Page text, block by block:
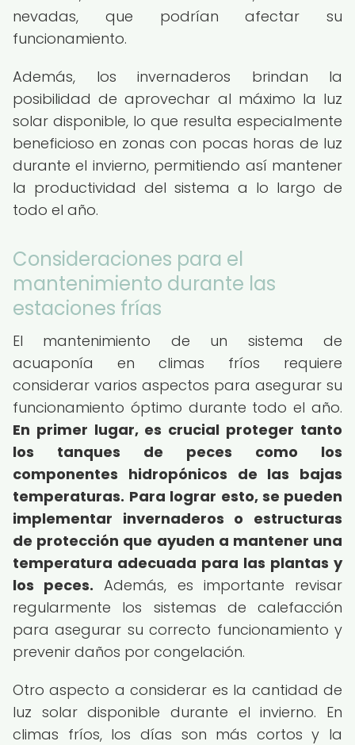
nevadas, que podrían afectar su
funcionamiento.
Además, los invernaderos brindan la
posibilidad de aprovechar al máximo la luz
solar disponible, lo que resulta especialmente
beneficioso en zonas con pocas horas de luz
durante el invierno, permitiendo así mantener
la productividad del sistema a lo largo de
todo el año.
Consideraciones para el
mantenimiento durante las
estaciones frías
El mantenimiento de un sistema de
acuaponía en climas fríos requiere
considerar varios aspectos para asegurar su
funcionamiento óptimo durante todo el año.
En primer lugar, es crucial proteger tanto
los tanques de peces como los
componentes hidropónicos de las bajas
temperaturas. Para lograr esto, se pueden
implementar invernaderos o estructuras
de protección que ayuden a mantener una
temperatura adecuada para las plantas y
los peces. Además, es importante revisar
regularmente los sistemas de calefacción
para asegurar su correcto funcionamiento y
prevenir daños por congelación.
Otro aspecto a considerar es la cantidad de
luz solar disponible durante el invierno. En
climas fríos, los días son más cortos y la